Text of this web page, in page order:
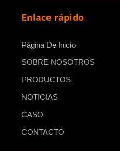
Enlace rápido
Página De Inicio
SOBRE NOSOTROS
PRODUCTOS
NOTICIAS
CASO
CONTACTO